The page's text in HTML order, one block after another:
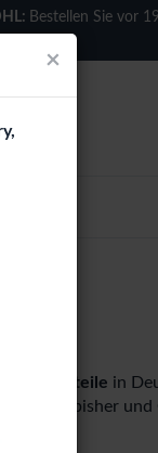
Bestellen Sie vor
Ersatzteile in
Refurbisher
×